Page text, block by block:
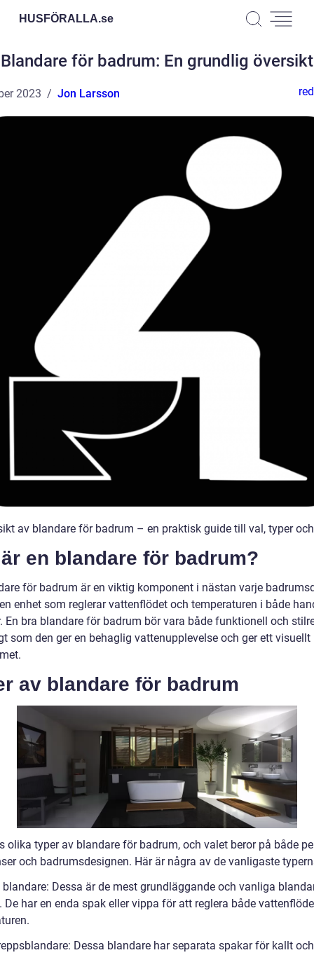
HUSFÖRALLA.se
Blandare för badrum: En grundlig översikt
2023 Jon Larsson
av blandare för badrum – en praktisk guide till val, typer
en blandare för badrum?
för badrum är en viktig komponent i nästan varje
enhet som reglerar vattenflödet och temperaturen i både
En bra blandare för badrum bör vara både funktionell och
som den ger en behaglig vattenupplevelse och ger ett
av blandare för badrum
olika typer av blandare för badrum, och valet beror på både
och badrumsdesignen. Här är några av de vanligaste
blandare: Dessa är de mest grundläggande och vanliga
De har en enda spak eller vippa för att reglera både
Dessa blandare har separata spakar för kallt